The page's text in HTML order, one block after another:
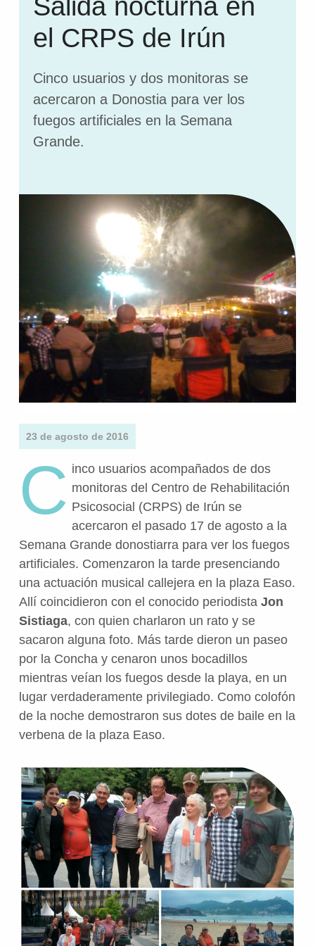
Salida nocturna en
el CRPS de Irún
Cinco usuarios y dos monitoras se
acercaron a Donostia para ver los
fuegos artificiales en la Semana
Grande.
23 de agosto de 2016
C inco usuarios acompañados de dos
monitoras del Centro de Rehabilitación
Psicosocial (CRPS) de Irún se
acercaron el pasado 17 de agosto a la
Semana Grande donostiarra para ver los fuegos
artificiales. Comenzaron la tarde presenciando
una actuación musical callejera en la plaza Easo.
Allí coincidieron con el conocido periodista Jon
Sistiaga, con quien charlaron un rato y se
sacaron alguna foto. Más tarde dieron un paseo
por la Concha y cenaron unos bocadillos
mientras veían los fuegos desde la playa, en un
lugar verdaderamente privilegiado. Como colofón
de la noche demostraron sus dotes de baile en la
verbena de la plaza Easo.